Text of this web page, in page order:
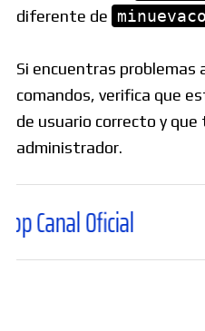
diferente de
Si encuentras problemas
comandos, verifica que
de usuario correcto y
administrador.